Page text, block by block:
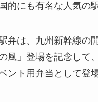
的にも有名な人気の駅
弁は、九州新幹線の
風」登場を記念して
ント用弁当として登